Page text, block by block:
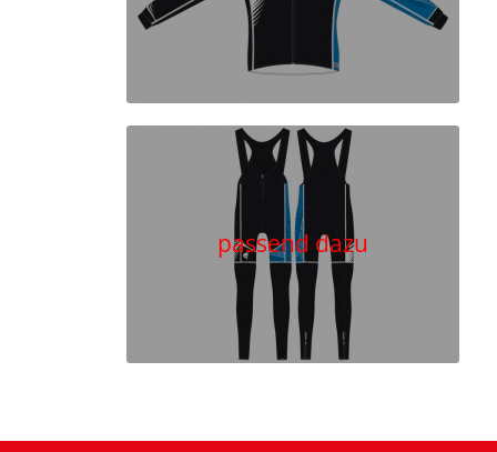
passend dazu